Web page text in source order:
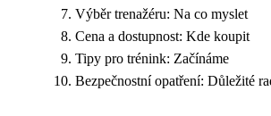
Výběr trenažéru: Na co myslet
Cena a dostupnost: Kde koupit
Tipy pro trénink: Začínáme
Bezpečnostní opatření: Důležité